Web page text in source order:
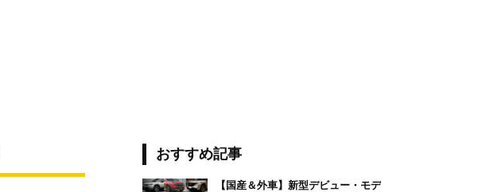
おすすめ記事
【国産＆外車】新型デビュー・モデ